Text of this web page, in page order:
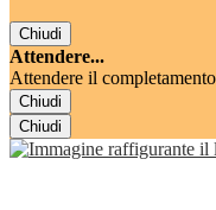
Chiudi
Attendere...
Attendere il
Chiudi
Chiudi